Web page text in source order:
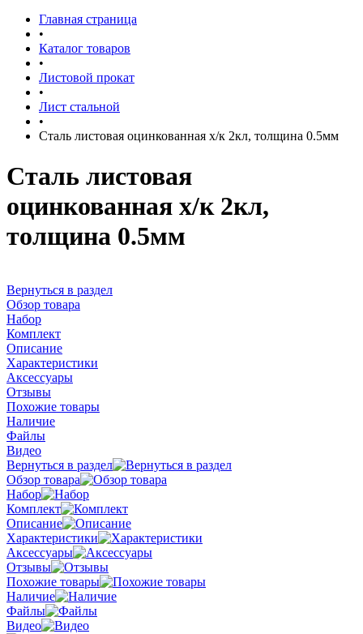
Главная страница
•
Каталог товаров
•
Листовой прокат
•
Лист стальной
•
Сталь листовая оцинкованная х/к 2кл, толщина 0.5мм
Сталь листовая
оцинкованная х/к 2кл,
толщина 0.5мм
Вернуться в раздел
Обзор товара
Набор
Комплект
Описание
Характеристики
Аксессуары
Отзывы
Похожие товары
Наличие
Файлы
Видео
Вернуться в раздел
Обзор товара
Набор
Комплект
Описание
Характеристики
Аксессуары
Отзывы
Похожие товары
Наличие
Файлы
Видео